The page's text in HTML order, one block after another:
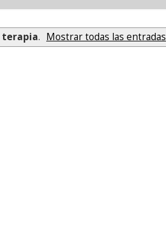
terapia. Mostrar todas las entradas